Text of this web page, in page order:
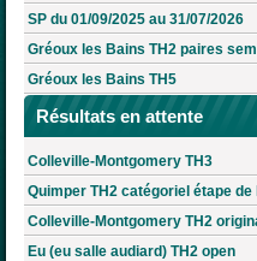
SP du 01/09/2025 au 31/07/2026
Gréoux les Bains TH2 paires
Gréoux les Bains TH5
Résultats en attente
Colleville-Montgomery TH3
Quimper TH2 catégoriel étape de
Colleville-Montgomery TH2
Eu (eu salle audiard) TH2 open